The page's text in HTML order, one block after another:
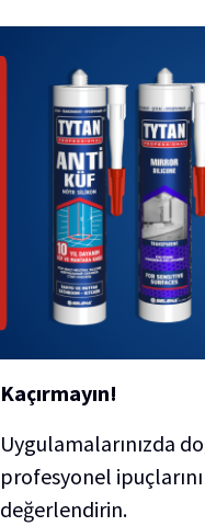
Kaçırmayın!
Uygulamalarınızda
profesyonel
değerlendirin.